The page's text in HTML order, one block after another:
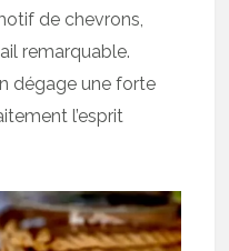
de chevrons,
remarquable.
dégage une forte
l’esprit